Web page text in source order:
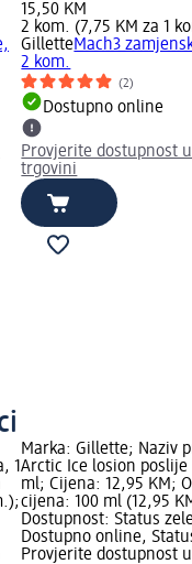
15,50 KM
2 kom. (7,75 KM za 1
GilletteMach3
2 kom.
(2)
Dostupno online
Provjerite dostupnost
trgovini
1
Marka: Gillette; Naziv
Arctic Ice losion
ml; Cijena: 12,95 KM;
cijena: 100 ml (12,95
Dostupnost: Status
Dostupno online,
Provjerite dostupnost